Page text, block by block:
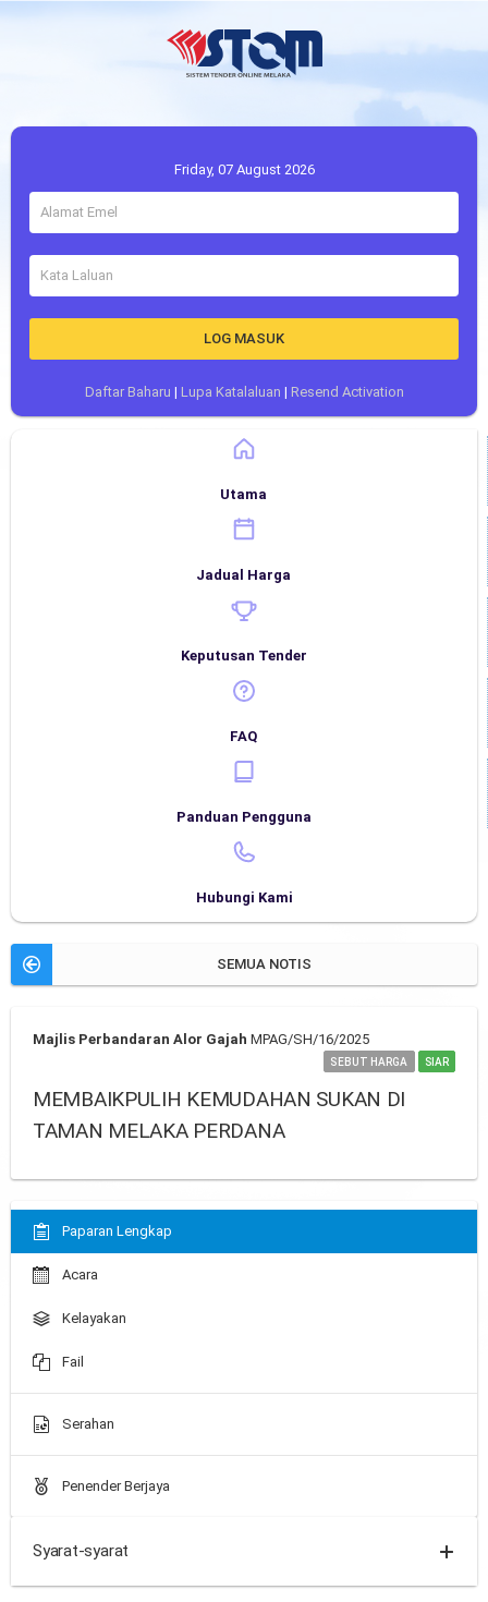
Friday, 07 August 2026
LOG MASUK
Daftar Baharu | Lupa Katalaluan | Resend Activation
Utama
Jadual Harga
Keputusan Tender
FAQ
Panduan Pengguna
Hubungi Kami
SEMUA NOTIS
Majlis Perbandaran Alor Gajah MPAG/SH/16/2025
SEBUT HARGA SIAR
MEMBAIKPULIH KEMUDAHAN SUKAN DI
TAMAN MELAKA PERDANA
Paparan Lengkap
Acara
Kelayakan
Fail
Serahan
Penender Berjaya
Syarat-syarat